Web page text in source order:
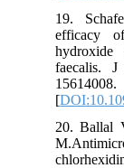
19.
efficacy
faecalis.
15614008.
[
20.